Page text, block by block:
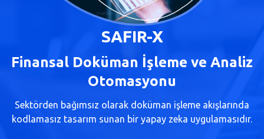
SAFIR-X
Finansal Doküman İşleme ve Analiz
Otomasyonu
Sektörden bağımsız olarak doküman işleme akışlarında
kodlamasız tasarım sunan bir yapay zeka uygulamasıdır.